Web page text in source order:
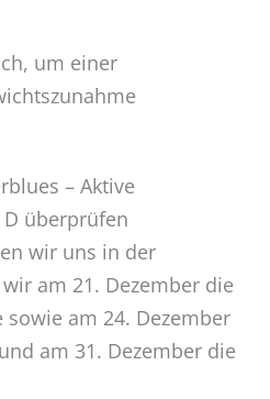
um einer
– Aktive
überprüfen
wir uns in der
am 21. Dezember die
am 24. Dezember
am 31. Dezember die